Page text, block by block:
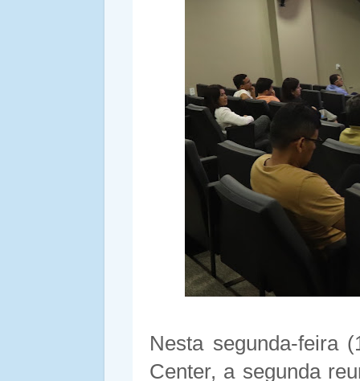
Nesta segunda-feira
Center, a segunda